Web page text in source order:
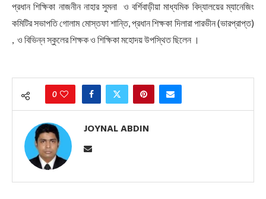
প্রধান শিক্ষিকা নাজনীন নাহার সুমনা ও বর্শিবাড়ীয়া মাধ্যমিক বিদ্যালয়ের ম্যানেজিং
কমিটির সভাপতি গোলাম মোস্তফা শান্তি, প্রধান শিক্ষকা দিলারা পারভীন (ভারপ্রাপ্ত)
, ও বিভিন্ন স্কুলের শিক্ষক ও শিক্ষিকা মহোদয় উপস্থিত ছিলেন ।
0
JOYNAL ABDIN